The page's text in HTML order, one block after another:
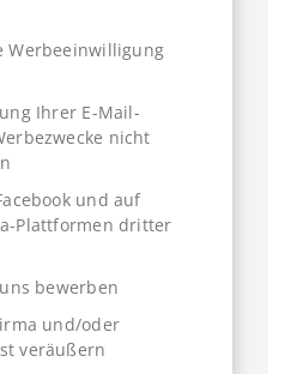
Werbeeinwilligung
Ihrer E-Mail-
nicht
und auf
Plattformen dritter
bewerben
und/oder
veräußern